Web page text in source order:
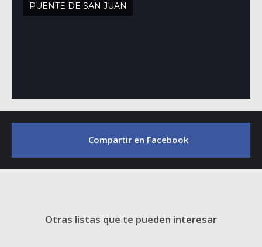
PUENTE DE SAN JUAN
Compartir en Facebook
Otras listas que te pueden interesar